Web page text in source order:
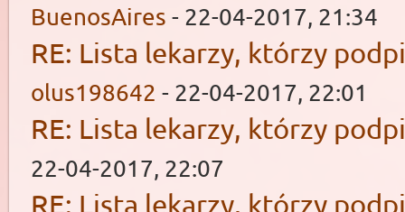
BuenosAires - 22-04-2017, 21:34
RE: Lista lekarzy, którzy
olus198642 - 22-04-2017, 22:01
RE: Lista lekarzy, którzy
22-04-2017, 22:07
RE: Lista lekarzy, którzy